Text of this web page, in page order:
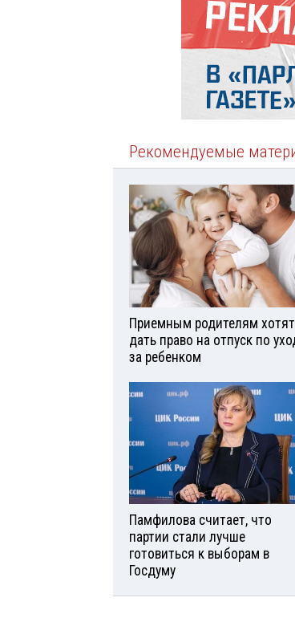
Рекомендуемые
Приемным родителям хотят
дать право на отпуск по
за ребенком
Памфилова считает, что
партии стали лучше
готовиться к выборам в
Госдуму